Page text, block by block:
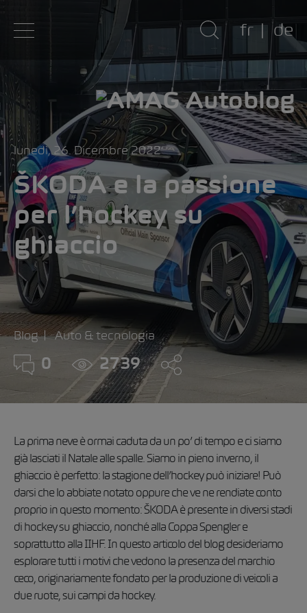
fr de
lunedì, 26. Dicembre 2022
ŠKODA e la passione
per l’hockey su
ghiaccio
Blog Auto & tecnologia
0 2739
La prima neve è ormai caduta da un po’ di tempo e ci siamo
già lasciati il Natale alle spalle. Siamo in pieno inverno, il
ghiaccio è perfetto: la stagione dell’hockey può iniziare! Può
darsi che lo abbiate notato oppure che ve ne rendiate conto
proprio in questo momento: ŠKODA è presente in diversi stadi
di hockey su ghiaccio, nonché alla Coppa Spengler e
soprattutto alla IIHF. In questo articolo del blog desideriamo
esplorare tutti i motivi che vedono la presenza del marchio
ceco, originariamente fondato per la produzione di veicoli a
due ruote, sui campi da hockey.